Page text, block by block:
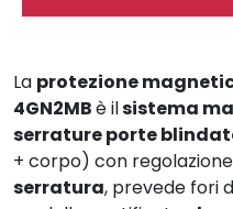
La protezione
4GN2MBè ilsistema
serrature porte
+ corpo) con
serratura, prevede fori